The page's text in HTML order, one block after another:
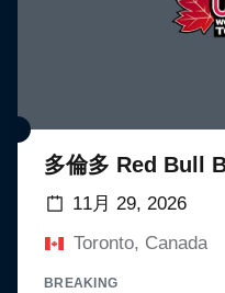
多倫多 Red Bull
11月 29, 2026
Toronto, Canada
BREAKING